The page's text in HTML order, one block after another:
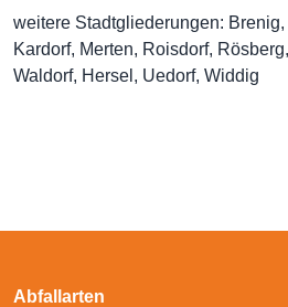
weitere Stadtgliederungen:
Kardorf, Merten, Roisdorf,
Waldorf, Hersel, Uedorf, Widdig
Abfallarten